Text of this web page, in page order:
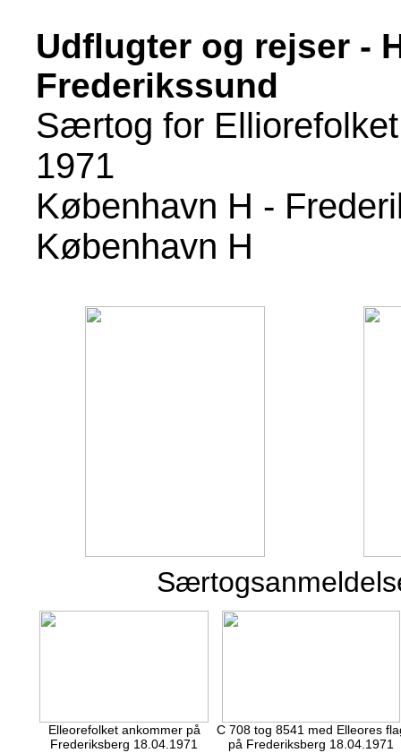
Udflugter og rejser -
Frederikssund
Særtog for
1971
København H -
København H
Særtogsanmeldelse
Elleorefolket ankommer på
Frederiksberg 18.04.1971
C 708 tog 8541 med Elleores
på Frederiksberg 18.04.1971